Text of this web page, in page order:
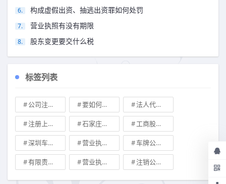
构成虚假出资、抽逃出资罪如何处罚
营业执照有没有期限
股东变更要交什么税
标签列表
公司注册地址可不可以改 要如何注册成立家族公司 法人代表变更\
注册上海公司 石家庄典当行转让 工商股权转让
深圳车牌可以转让吗？ 营业执照也能卖钱么 车牌公司转让，北京带车牌公司转让\
有限责任公司的出资份额能继承吗 营业执照有效期是多久 注销公司收费\